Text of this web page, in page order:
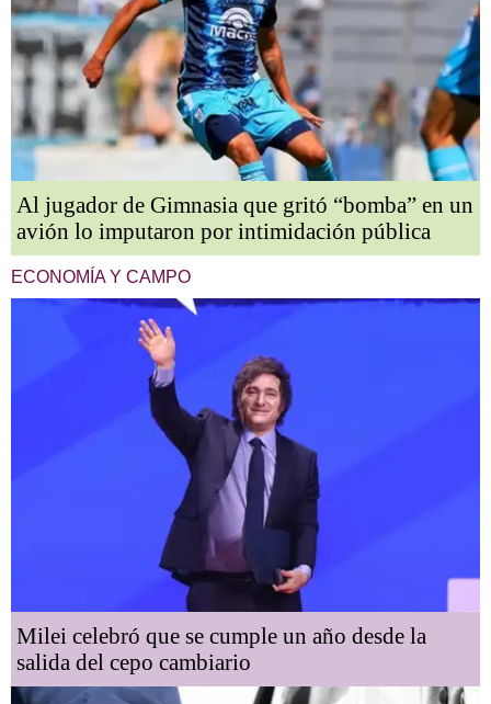
Al jugador de Gimnasia que gritó “bomba” en un
avión lo imputaron por intimidación pública
ECONOMÍA Y CAMPO
Milei celebró que se cumple un año desde la
salida del cepo cambiario